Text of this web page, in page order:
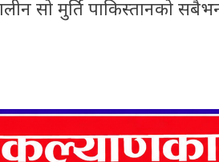
सो मुर्ति पाकिस्तानको